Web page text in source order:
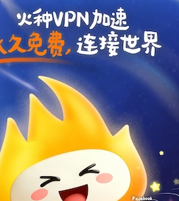
支持 [0] 反对 [0]
支持